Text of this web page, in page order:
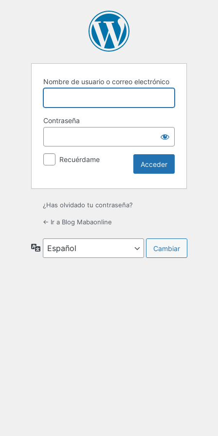
Nombre de usuario o correo electrónico
Contraseña
Recuérdame
¿Has olvidado tu contraseña?
← Ir a Blog Mabaonline
Idioma